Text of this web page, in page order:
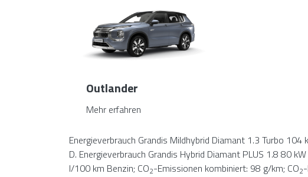
Outlander
Mehr erfahren
Energieverbrauch Grandis Mildhybrid Diamant 1.3 Turbo
D. Energieverbrauch Grandis Hybrid Diamant PLUS 1.8 80
l/100 km Benzin; CO2-Emissionen kombiniert: 98 g/km; CO2